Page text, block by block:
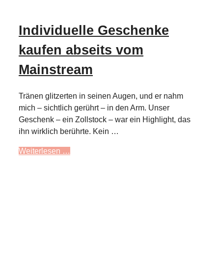
Individuelle Geschenke
kaufen abseits vom
Mainstream
Tränen glitzerten in seinen Augen, und er nahm
mich – sichtlich gerührt – in den Arm. Unser
Geschenk – ein Zollstock – war ein Highlight, das
ihn wirklich berührte. Kein …
Weiterlesen …